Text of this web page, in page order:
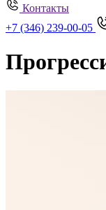
Контакты
+7 (346) 239-00-05